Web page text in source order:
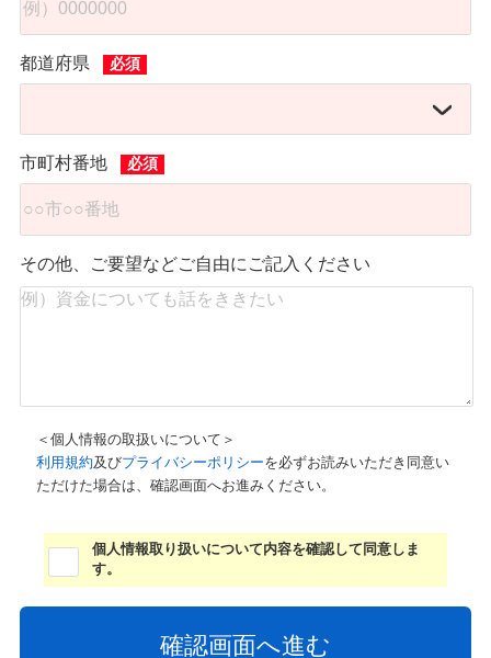
都道府県
市町村番地
その他、ご要望などご自由にご記入ください
＜個人情報の取扱いについて＞
利用規約及びプライバシーポリシーを必ずお読みいただき同意い
ただけた場合は、確認画面へお進みください。
個人情報取り扱いについて内容を確認して同意しま
す。